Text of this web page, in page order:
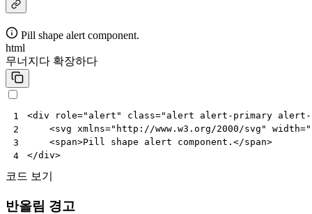
Pill shape alert component.
html
무너지다 확장하다
1
2
3
4
<div role="alert" class="alert alert-primary
<svg xmlns="http://www.w3.org/2000/svg" width=
<span>Pill shape alert component. </span>
</div>
코드 보기
반올림 경고